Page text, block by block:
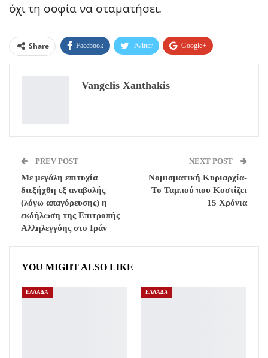
όχι τη σοφία να σταματήσει.
Share Facebook Twitter Google+
Vangelis Xanthakis
PREV POST
Με μεγάλη επιτυχία
διεξήχθη εξ αναβολής
(λόγω απαγόρευσης) η
εκδήλωση της Επιτροπής
Αλληλεγγύης στο Ιράν
NEXT POST
Νομισματική Κυριαρχία-
Το Ταμπού που Κοστίζει
15 Χρόνια
YOU MIGHT ALSO LIKE
ΕΛΛΑΔΑ ΕΛΛΑΔΑ